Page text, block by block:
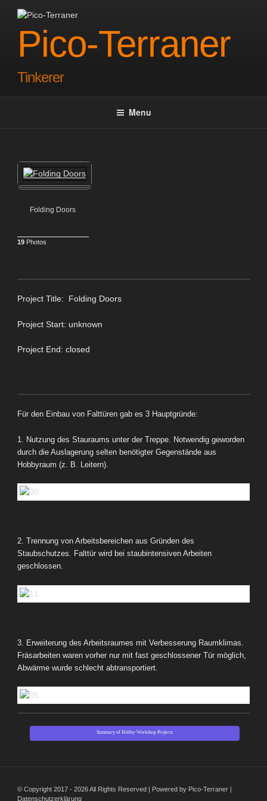
contentPico-Terraner
Tinkerer
Menu
Folding Doors
19Photos
Project Title: Folding Doors
Project Start: unknown
Project End: closed
Für den Einbau von Falttüren gab es 3 Hauptgründe:
1. Nutzung des Stauraums unter der Treppe. Notwendig geworden
durch die Auslagerung selten benötigter Gegenstände aus
Hobbyraum (z. B. Leitern).
2. Trennung von Arbeitsbereichen aus Gründen des
Staubschutzes. Falttür wird bei staubintensiven Arbeiten
geschlossen.
3. Erweiterung des Arbeitsraumes mit Verbesserung Raumklimas.
Fräsarbeiten waren vorher nur mit fast geschlossener Tür möglich,
Abwärme wurde schlecht abtransportiert.
Summary of Hobby-Workshop Projects
© Copyright 2017 - 2026 All Rights Reserved | Powered by Pico-Terraner |
Datenschutzerklärung